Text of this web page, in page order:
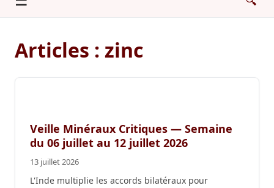
Articles : zinc
Veille Minéraux Critiques — Semaine
du 06 juillet au 12 juillet 2026
13 juillet 2026
L'Inde multiplie les accords bilatéraux pour